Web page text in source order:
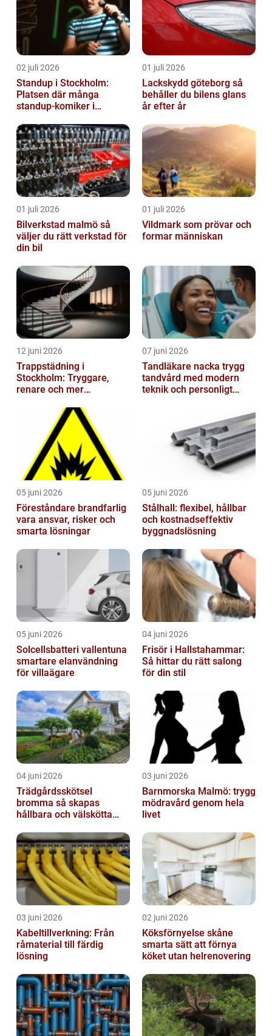
02 juli 2026
Standup i Stockholm:
Platsen där många
standup-komiker i
01 juli 2026
Lackskydd göteborg så
behåller du bilens glans
år efter år
01 juli 2026
Bilverkstad malmö så
väljer du rätt verkstad för
din bil
01 juli 2026
Vildmark som prövar och
formar människan
12 juni 2026
Trappstädning i
Stockholm: Tryggare,
renare och mer
07 juni 2026
Tandläkare nacka trygg
tandvård med modern
teknik och personligt
05 juni 2026
Föreståndare brandfarlig
vara ansvar, risker och
smarta lösningar
05 juni 2026
Stålhall: flexibel, hållbar
och kostnadseffektiv
byggnadslösning
05 juni 2026
Solcellsbatteri vallentuna
smartare elanvändning
för villaägare
04 juni 2026
Frisör i Hallstahammar:
Så hittar du rätt salong
för din stil
04 juni 2026
Trädgårdsskötsel
bromma så skapas
hållbara och välskötta
03 juni 2026
Barnmorska Malmö: trygg
mödravård genom hela
livet
03 juni 2026
Kabeltillverkning: Från
råmaterial till färdig
lösning
02 juni 2026
Köksförnyelse skåne
smarta sätt att förnya
köket utan helrenovering